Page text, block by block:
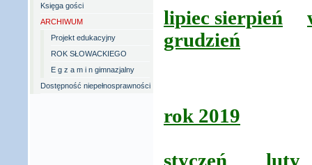
Księga gości
ARCHIWUM
Projekt edukacyjny
ROK SŁOWACKIEGO
E g z a m i n gimnazjalny
Dostępność niepełnosprawności
lipiec sierpień
grudzień
rok 2019
styczeń
luty